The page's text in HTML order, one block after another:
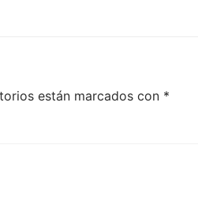
están marcados con *